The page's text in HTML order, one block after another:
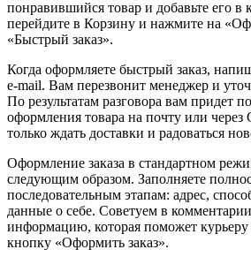
понравившийся товар и добавьте его в
перейдите в Корзину и нажмите на
«Быстрый заказ».
Когда оформляете быстрый заказ,
e-mail. Вам перезвонит менеджер и
По результатам разговора вам придет
оформления товара на почту или
только ждать доставки и радоваться
Оформление заказа в стандартном
следующим образом. Заполняете
последовательным этапам: адрес,
данные о себе. Советуем в комментарии
информацию, которая поможет
кнопку «Оформить заказ».